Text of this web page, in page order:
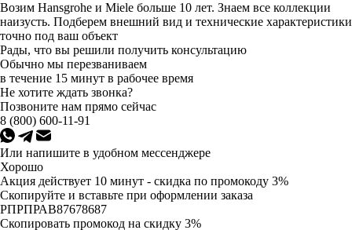
Возим Hansgrohe и Miele больше 10 лет. Знаем все коллекции
наизусть. Подберем внешний вид и технические характеристики
точно под ваш объект
Рады, что вы решили получить консультацию
Обычно мы перезваниваем
в течение 15 минут в рабочее время
Не хотите ждать звонка?
Позвоните нам прямо сейчас
8 (800) 600-11-91
Или напишите в удобном мессенджере
Хорошо
Акция действует 10 минут - скидка по промокоду 3%
Скопируйте и вставьте при оформлении заказа
Скопировать промокод на скидку 3%